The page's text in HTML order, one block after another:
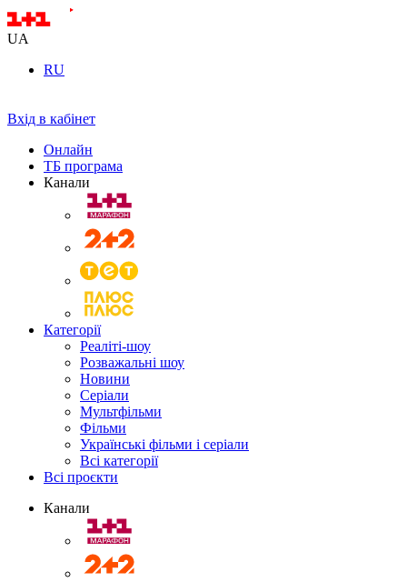
UA
RU
Вхід в кабінет
Онлайн
ТБ програма
Канали
Категорії
Реаліті-шоу
Розважальні шоу
Новини
Серіали
Мультфільми
Фільми
Українські фільми і серіали
Всі категорії
Всі проєкти
Канали